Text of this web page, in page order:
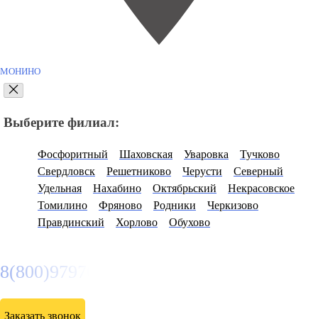
МОНИНО
Выберите филиал:
Фосфоритный Шаховская Уваровка
Тучково
Свердловск
Решетниково Черусти
Северный
Удельная
Нахабино Октябрьский
Некрасовское
Томилино
Фряново Родники
Черкизово
Правдинский
Хорлово Обухово
8(800)9797043
Заказать звонок